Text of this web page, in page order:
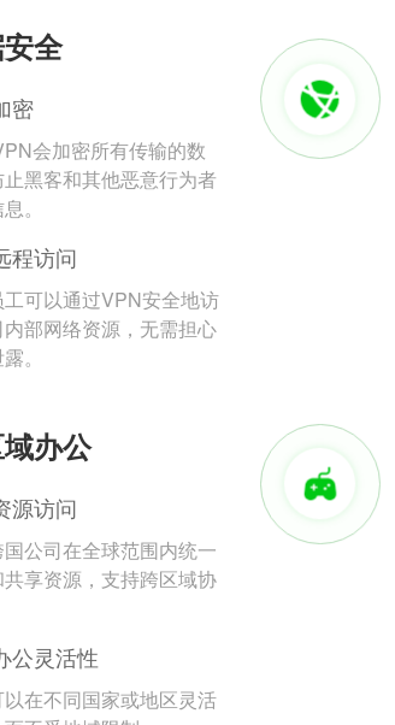
全
密
会加密所有传输的数
黑客和其他恶意行为者
。
程访问
可以通过VPN安全地访
部网络资源，无需担心
。
办公
源访问
国公司在全球范围内统一
享资源，支持跨区域协
公灵活性
以在不同国家或地区灵活